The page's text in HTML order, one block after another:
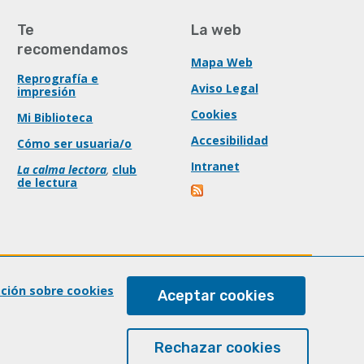
Te
recomendamos
Reprografía e
impresión
Mi Biblioteca
Cómo ser usuaria/o
La calma lectora, club
de lectura
La web
Mapa Web
Aviso Legal
Cookies
Accesibilidad
Intranet
sobre cookies Aceptar cookies
Rechazar cookies